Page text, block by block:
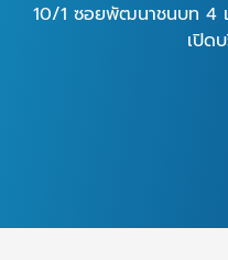
10/1 ซอยพัฒนาชนบท 4
เปิด